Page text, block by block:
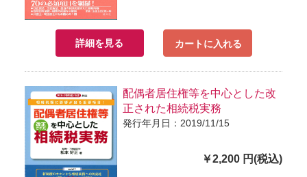
詳細を見る カートに入れる
配偶者居住権等を中心とした改
正された相続税実務
発行年月日：2019/11/15
￥2,200 円(税込)